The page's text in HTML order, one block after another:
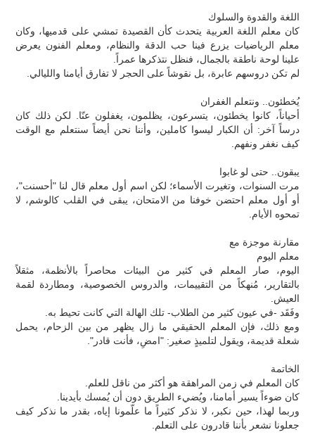
اللغة والقدوة والسلوك
كان معلم اللغة العربية يتحدث كأن القصيدة تمشي على قدميها، وكان
معلم الرياضيات يزرع فينا حب الدقة والنظام، ومعلم الفنون يعرض
علينا لوحة ناطقة بالجمال، فنظل نتذكرها عمراً.
لم تكن دروسهم عابرة، بل نقوشاً على الحجر لا تفارق أيامنا والليالي.
يُخطئون.. ونتعلم الغفران
أحياناً، كانوا يخطئون، يتسرعون، يظلمون، يغفلون عنّا. لكن ذلك كان
درساً آخر: أن الكبار ليسوا كاملين، وأننا نحن أيضاً سنتعلم مع الوقت
كيف نغفر ونفهم.
يبقون.. حتى لو غابوا
مرت السنوات، وتغيرت الأسماء؛ لكن اسم أول معلم قال لنا "أحسنت"،
أو أول معلم احتضن خوفنا من الامتحان، يبقى في القلب كالوشم، لا
تمحوه الأيام.
مقارنة موجزة مع
معلم اليوم
اليوم، صار المعلم في كثير من البيئات محاصراً بالأنظمة، مثقلاً
بالتقارير، مُنهكاً من التقييمات، والدروس الخصوصية، ومطاردة لقمة
العيش.
وفَقَد -في عيون كثير من الطلاب- تلك الهالة التي كانت تحيط به.
ومع ذلك، فإن المعلم الحقيقي ما زال يظهر من بين الزحام، يحمل
شعلة قديمة، ويقول لتلميذٍ صغير: "امضِ، فأنت قادر".
الخاتمة
كان المعلم في زمن المراهقة هو أكثر من ناقل للعلم.
كان ضوءاً يسير أمامنا، ويُضيء الطريق دون أن يُمسك بأيدينا.
وربما لهذا، حين نكبر، لا نذكر كثيراً ما علّمونا إياه، بقدر ما نذكر كيف
جعلونا نشعر بأننا قادرون على التعلم.